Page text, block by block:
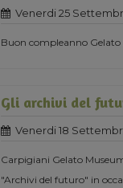
Venerdi 25
Buon compleanno Gelato
Gli archivi del
Venerdi 18
Carpigiani Gelato
"Archivi del futuro" in